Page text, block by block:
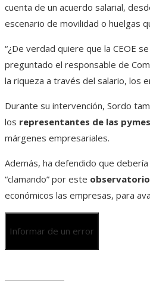
cuenta de un acuerdo salarial,
escenario de movilidad o huelgas
“¿De verdad quiere que la CEOE
preguntado el responsable de
la riqueza a través del salario, los
Durante su intervención, Sordo
los representantes de las pymes
márgenes empresariales.
Además, ha defendido que
“clamando” por este observatorio
económicos las empresas, para
Informar de un error